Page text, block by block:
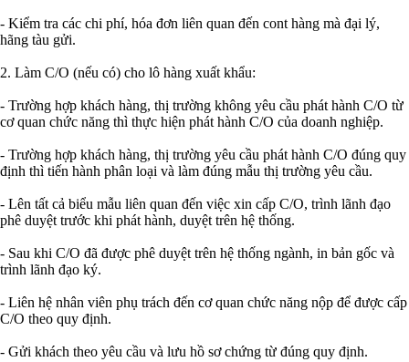
- Kiểm tra các chi phí, hóa đơn liên quan đến cont hàng mà đại lý,
hãng tàu gửi.
2. Làm C/O (nếu có) cho lô hàng xuất khẩu:
- Trường hợp khách hàng, thị trường không yêu cầu phát hành C/O từ
cơ quan chức năng thì thực hiện phát hành C/O của doanh nghiệp.
- Trường hợp khách hàng, thị trường yêu cầu phát hành C/O đúng quy
định thì tiến hành phân loại và làm đúng mẫu thị trường yêu cầu.
- Lên tất cả biểu mẫu liên quan đến việc xin cấp C/O, trình lãnh đạo
phê duyệt trước khi phát hành, duyệt trên hệ thống.
- Sau khi C/O đã được phê duyệt trên hệ thống ngành, in bản gốc và
trình lãnh đạo ký.
- Liên hệ nhân viên phụ trách đến cơ quan chức năng nộp để được cấp
C/O theo quy định.
- Gửi khách theo yêu cầu và lưu hồ sơ chứng từ đúng quy định.